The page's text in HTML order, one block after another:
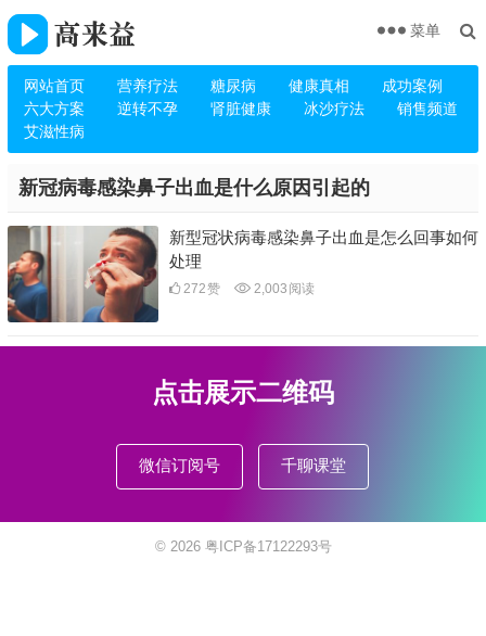
网站首页 营养疗法 糖尿病 健康真相
成功案例
六大方案
逆转不孕 肾脏健康 冰沙疗法
销售频道
艾滋性病
菜单
新冠病毒感染鼻子出血是什么原因引起的
新型冠状病毒感染鼻子出血是怎么回事如何
处理
272赞 2,003 阅读
点击展示二维码
微信订阅号 千聊课堂
© 2026 粤ICP备17122293号